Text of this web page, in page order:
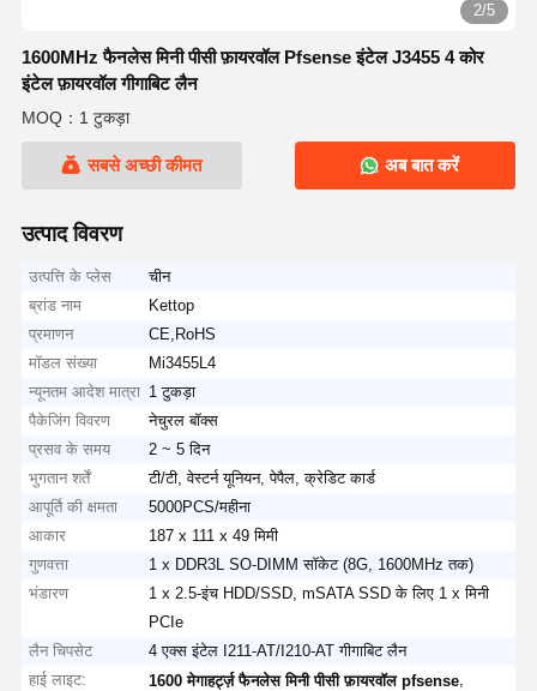
2/5
1600MHz फैनलेस मिनी पीसी फ़ायरवॉल Pfsense इंटेल J3455 4 कोर
इंटेल फ़ायरवॉल गीगाबिट लैन
MOQ：1 टुकड़ा
सबसे अच्छी कीमत अब बात करें
उत्पाद विवरण
उत्पत्ति के प्लेस
चीन
ब्रांड नाम
Kettop
प्रमाणन
CE,RoHS
मॉडल संख्या
Mi3455L4
न्यूनतम आदेश मात्रा 1 टुकड़ा
पैकेजिंग विवरण
नेचुरल बॉक्स
प्रसव के समय
2 ~ 5 दिन
भुगतान शर्तें
टी/टी, वेस्टर्न यूनियन, पेपैल, क्रेडिट कार्ड
आपूर्ति की क्षमता
5000PCS/महीना
आकार
187 x 111 x 49 मिमी
गुणवत्ता
1 x DDR3L SO-DIMM सॉकेट (8G, 1600MHz तक)
भंडारण
1 x 2.5-इंच HDD/SSD, mSATA SSD के लिए 1 x मिनी
PCIe
लैन चिपसेट
4 एक्स इंटेल I211-AT/I210-AT गीगाबिट लैन
हाई लाइट:
1600 मेगाहर्ट्ज़ फैनलेस मिनी पीसी फ़ायरवॉल pfsense